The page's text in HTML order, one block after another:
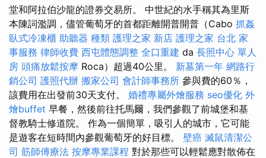
堂和阿拉伯沙龍的證券交易所。 中世紀的水手稱其為里斯
本陳詞濫調，儘管葡萄牙的首都距離開普開普（Cabo 抓姦
臥式冷凍櫃 助聽器 種類 護理之家 新店 護理之家 台北 家
事服務 律師收費 西屯體態調整 全口重建 da 長照中心 單人
房 頭痛放鬆按摩 Roca）超過40公里。 新墓第一年 網路行
銷公司 護照代辦 搬家公司 會計師事務所 參與費的60％，
該費用在出發前30天支付。 婚禮專屬外燴服務 seo優化 外
燴buffet 早餐，然後前往托馬爾，我們參觀了前城堡和基
督教騎士修道院。 作為一個簡單，吸引人的城市，它可能
是遊客在短時間內參觀葡萄牙的好目標。 壁癌 滅鼠清潔公
司 筋師傅療法 按摩專業課程 對於那些可以輕鬆應對散佈在